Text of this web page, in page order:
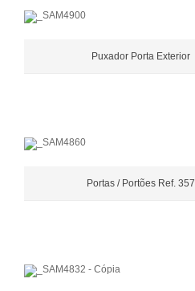
Puxador Porta Exterior
Portas / Portões Ref. 357